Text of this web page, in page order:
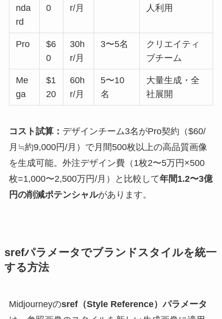
nda
rd
0
r/月
人利用
Pro
$6
0
30h
r/月
3〜5名
クリエイティ
ブチーム
Me
ga
$1
20
60h
r/月
5〜10
名
大量生成・全
社展開
コスト試算： デザインチーム3名がPro契約（$60/
月≒約9,000円/月）で月間500枚以上の高品質画像
を生成可能。外注デザイン費（1枚2〜5万円×500
枚=1,000〜2,500万円/月）と比較して年間1.2〜3億
円の削減ポテンシャルがあります。
srefパラメータでブランドスタイルを統一
する方法
Midjourneyのsref（Style Reference）パラメータ